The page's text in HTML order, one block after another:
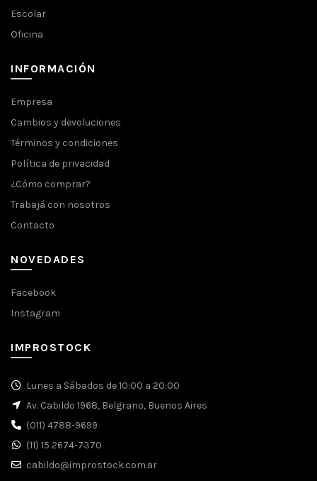
Escolar
Oficina
INFORMACIÓN
Empresa
Cambios y devoluciones
Términos y condiciones
Política de privacidad
¿Cómo comprar?
Trabajá con nosotros
Contacto
NOVEDADES
Facebook
Instagram
IMPROSTOCK
Lunes a Sábados de 10:00 a 20:00
Av. Cabildo 1968, Belgrano, Buenos Aires
(011) 4788-9699
(11) 15 2674-7370
cabildo@improstock.com.ar